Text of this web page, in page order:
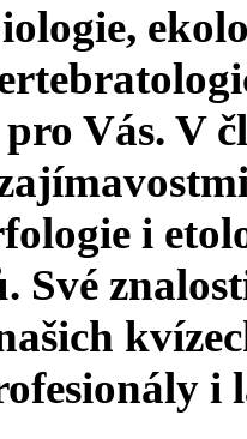
Vás. V
i
Své
i